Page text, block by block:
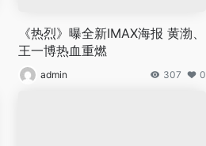
《热烈》曝全新IMAX海报 黄渤、
王一博热血重燃
admin 307 0